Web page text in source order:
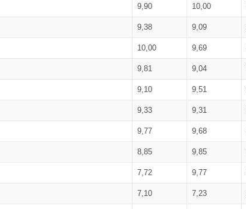
9,90 10,00
9,38 9,09
10,00 9,69
9,81 9,04
9,10 9,51
9,33 9,31
9,77 9,68
8,85 9,85
7,72 9,77
7,10 7,23